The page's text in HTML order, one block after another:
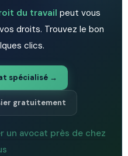
du travail peut vous
droits. Trouvez le bon
clics.
spécialisé →
gratuitement
un avocat près de chez